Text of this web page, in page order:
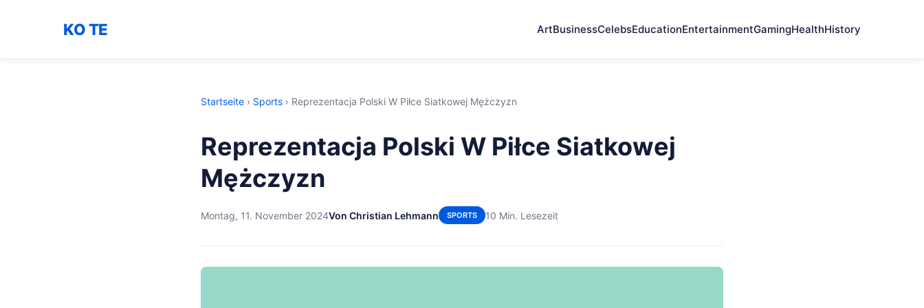
KO TE ArtBusinessCelebsEducationEntertainmentGamingHealthHistory
Startseite › Sports › Reprezentacja Polski W Piłce Siatkowej Mężczyzn
Reprezentacja Polski W Piłce Siatkowej
Mężczyzn
Montag, 11. November 2024Von Christian Lehmann SPORTS 10 Min. Lesezeit